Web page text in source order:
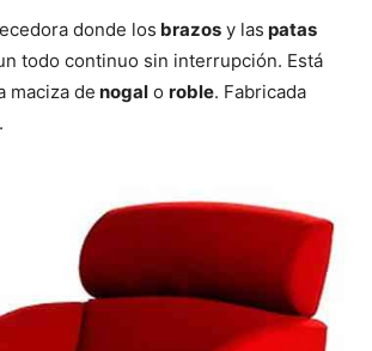
donde los brazos y las patas
todo continuo sin interrupción. Está
maciza de nogal o roble. Fabricada
.